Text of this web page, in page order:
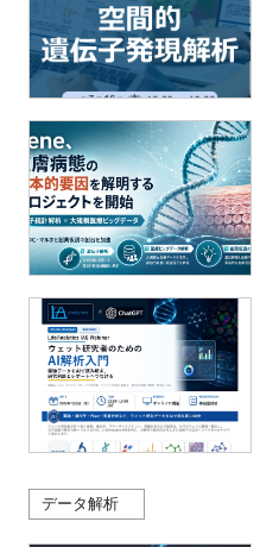
データ解析